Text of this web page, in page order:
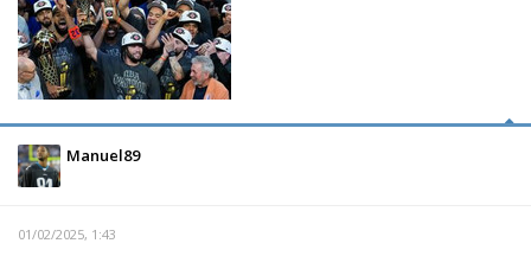
Manuel89
01/02/2025, 1:43